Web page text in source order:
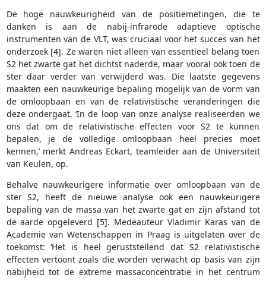
De hoge nauwkeurigheid van de positiemetingen, die te
danken is aan de nabij-infrarode adaptieve optische
instrumenten van de VLT, was cruciaal voor het succes van het
onderzoek [4]. Ze waren niet alleen van essentieel belang toen
S2 het zwarte gat het dichtst naderde, maar vooral ook toen de
ster daar verder van verwijderd was. Die laatste gegevens
maakten een nauwkeurige bepaling mogelijk van de vorm van
de omloopbaan en van de relativistische veranderingen die
deze ondergaat. ‘In de loop van onze analyse realiseerden we
ons dat om de relativistische effecten voor S2 te kunnen
bepalen, je de volledige omloopbaan heel precies moet
kennen,’ merkt Andreas Eckart, teamleider aan de Universiteit
van Keulen, op.
Behalve nauwkeurigere informatie over omloopbaan van de
ster S2, heeft de nieuwe analyse ook een nauwkeurigere
bepaling van de massa van het zwarte gat en zijn afstand tot
de aarde opgeleverd [5]. Medeauteur Vladimir Karas van de
Academie van Wetenschappen in Praag is uitgelaten over de
toekomst: ‘Het is heel geruststellend dat S2 relativistische
effecten vertoont zoals die worden verwacht op basis van zijn
nabijheid tot de extreme massaconcentratie in het centrum